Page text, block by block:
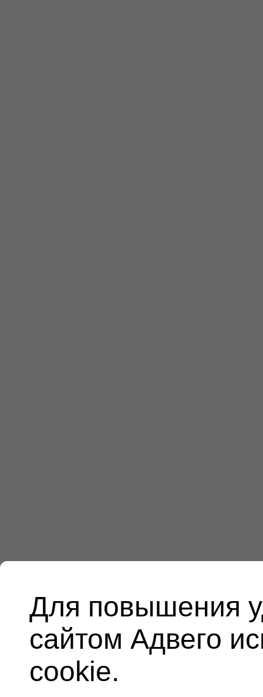
Для повышения
сайтом Адвего
cookie.